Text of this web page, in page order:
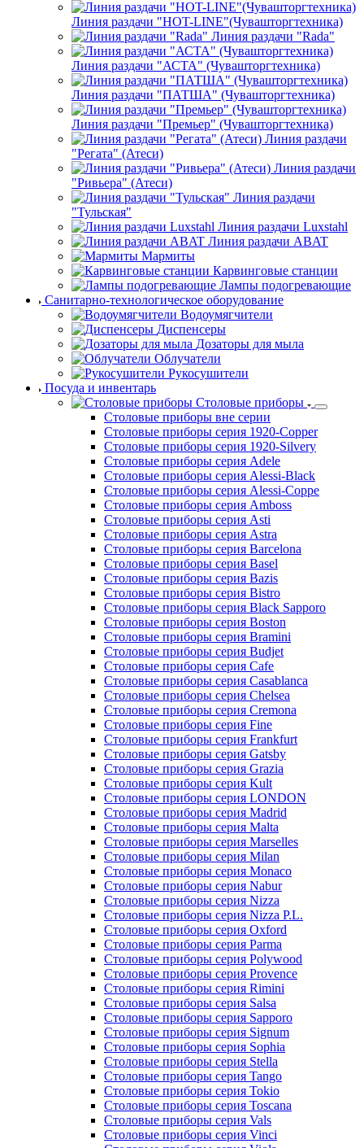
Линия раздачи "HOT-LINE"(Чувашторгтехника)
Линия раздачи "Rada"
Линия раздачи "АСТА" (Чувашторгтехника)
Линия раздачи "ПАТША" (Чувашторгтехника)
Линия раздачи "Премьер" (Чувашторгтехника)
Линия раздачи
"Регата" (Атеси)
Линия раздачи
"Ривьера" (Атеси)
Линия раздачи
"Тульская"
Линия раздачи Luxstahl
Линия раздачи ABAT
Мармиты
Карвинговые станции
Лампы подогревающие
Санитарно-технологическое оборудование
Водоумягчители
Диспенсеры
Дозаторы для мыла
Облучатели
Рукосушители
Посуда и инвентарь
Столовые приборы
Столовые приборы вне серии
Столовые приборы серия 1920-Copper
Столовые приборы серия 1920-Silvery
Столовые приборы серия Adele
Столовые приборы серия Alessi-Black
Столовые приборы серия Alessi-Coppe
Столовые приборы серия Amboss
Столовые приборы серия Asti
Столовые приборы серия Astra
Столовые приборы серия Barcelona
Столовые приборы серия Basel
Столовые приборы серия Bazis
Столовые приборы серия Bistro
Столовые приборы серия Black Sapporo
Столовые приборы серия Boston
Столовые приборы серия Bramini
Столовые приборы серия Budjet
Столовые приборы серия Cafe
Столовые приборы серия Casablanca
Столовые приборы серия Chelsea
Столовые приборы серия Cremona
Столовые приборы серия Fine
Столовые приборы серия Frankfurt
Столовые приборы серия Gatsby
Столовые приборы серия Grazia
Столовые приборы серия Kult
Столовые приборы серия LONDON
Столовые приборы серия Madrid
Столовые приборы серия Malta
Столовые приборы серия Marselles
Столовые приборы серия Milan
Столовые приборы серия Monaco
Столовые приборы серия Nabur
Столовые приборы серия Nizza
Столовые приборы серия Nizza P.L.
Столовые приборы серия Oxford
Столовые приборы серия Parma
Столовые приборы серия Polywood
Столовые приборы серия Provence
Столовые приборы серия Rimini
Столовые приборы серия Salsa
Столовые приборы серия Sapporo
Столовые приборы серия Signum
Столовые приборы серия Sophia
Столовые приборы серия Stella
Столовые приборы серия Tango
Столовые приборы серия Tokio
Столовые приборы серия Toscana
Столовые приборы серия Vals
Столовые приборы серия Vinci